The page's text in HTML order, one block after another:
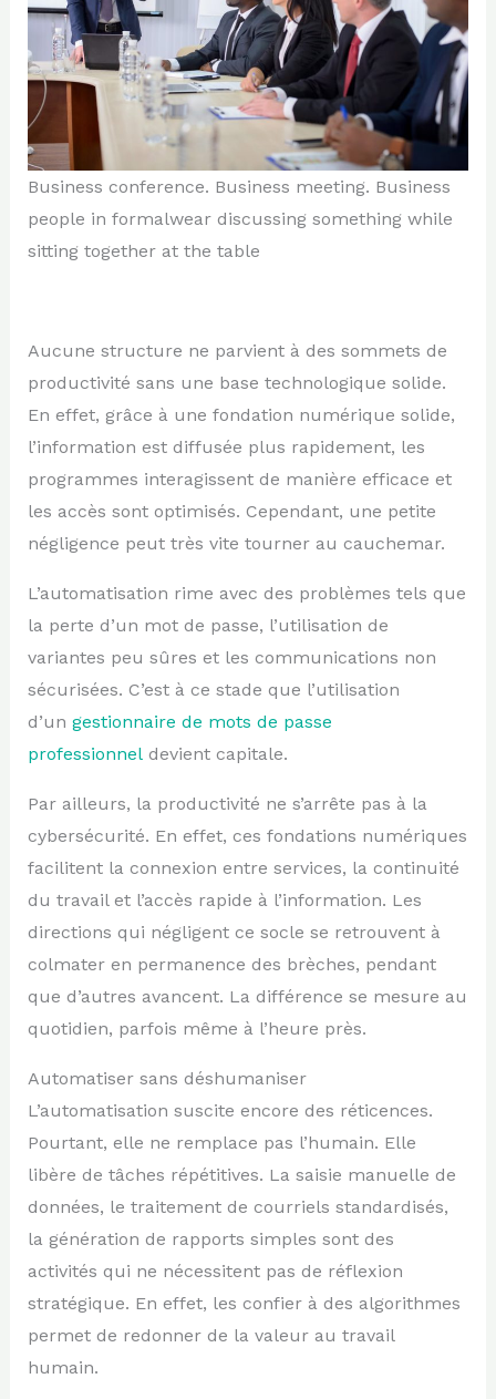
Business conference. Business meeting. Business
people in formalwear discussing something while
sitting together at the table
Aucune structure ne parvient à des sommets de
productivité sans une base technologique solide.
En effet, grâce à une fondation numérique solide,
l’information est diffusée plus rapidement, les
programmes interagissent de manière efficace et
les accès sont optimisés. Cependant, une petite
négligence peut très vite tourner au cauchemar.
L’automatisation rime avec des problèmes tels que
la perte d’un mot de passe, l’utilisation de
variantes peu sûres et les communications non
sécurisées. C’est à ce stade que l’utilisation
d’un gestionnaire de mots de passe
professionneldevient capitale.
Par ailleurs, la productivité ne s’arrête pas à la
cybersécurité. En effet, ces fondations numériques
facilitent la connexion entre services, la continuité
du travail et l’accès rapide à l’information. Les
directions qui négligent ce socle se retrouvent à
colmater en permanence des brèches, pendant
que d’autres avancent. La différence se mesure au
quotidien, parfois même à l’heure près.
Automatiser sans déshumaniser
L’automatisation suscite encore des réticences.
Pourtant, elle ne remplace pas l’humain. Elle
libère de tâches répétitives. La saisie manuelle de
données, le traitement de courriels standardisés,
la génération de rapports simples sont des
activités qui ne nécessitent pas de réflexion
stratégique. En effet, les confier à des algorithmes
permet de redonner de la valeur au travail
humain.